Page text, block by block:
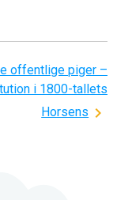
offentlige piger –
i 1800-tallets
Horsens